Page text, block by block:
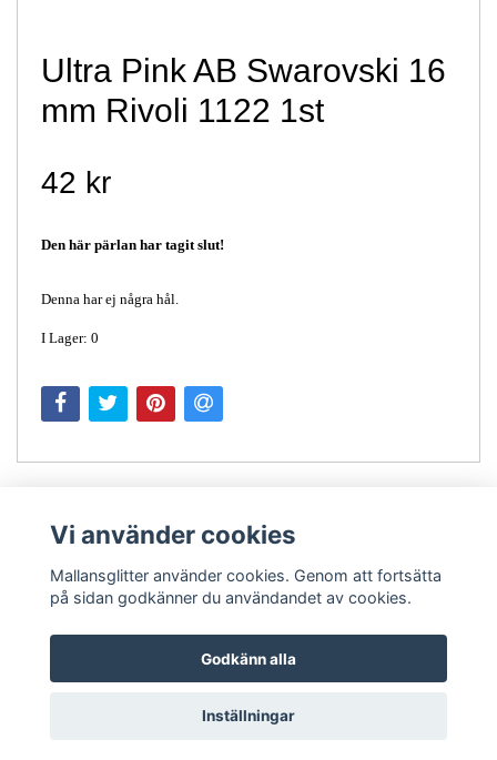
Ultra Pink AB Swarovski 16
mm Rivoli 1122 1st
42 kr
Den här pärlan har tagit slut!
Denna har ej några hål.
I Lager: 0
© Copyright 2026 Mallansglitter
Vi använder cookies
Mallansglitter använder cookies. Genom att fortsätta
på sidan godkänner du användandet av cookies.
Godkänn alla
Inställningar